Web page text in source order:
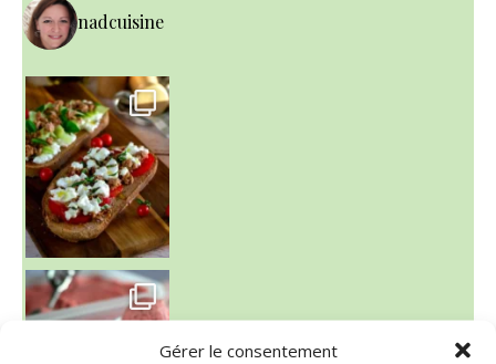
Gérer le consentement
nadcuisine
~ NICE CREAM À LA FRAISE ~
Presque un mois que